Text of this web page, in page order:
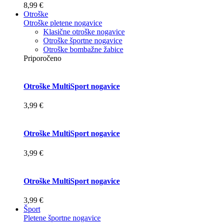
8,99 €
Otroške
Otroške pletene nogavice
Klasične otroške nogavice
Otroške športne nogavice
Otroške bombažne žabice
Priporočeno
Otroške MultiSport nogavice
3,99 €
Otroške MultiSport nogavice
3,99 €
Otroške MultiSport nogavice
3,99 €
Šport
Pletene športne nogavice